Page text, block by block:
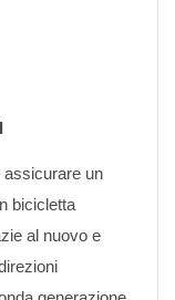
assicurare un
bicicletta
al nuovo e